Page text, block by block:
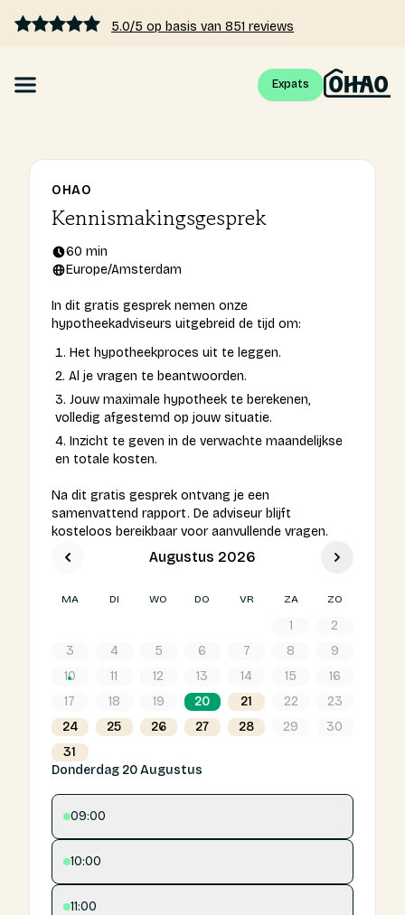
5.0/5 op basis van 851 reviews
Expats
Hypotheekrente vergelijken
Over ons
Login
Expats
OHAO
Kennismakingsgesprek
60 min
Europe/Amsterdam
In dit gratis gesprek nemen onze
hypotheekadviseurs uitgebreid de tijd om:
Het hypotheekproces uit te leggen.
Al je vragen te beantwoorden.
Jouw maximale hypotheek te berekenen,
volledig afgestemd op jouw situatie.
Inzicht te geven in de verwachte maandelijkse
en totale kosten.
Na dit gratis gesprek ontvang je een
samenvattend rapport. De adviseur blijft
kosteloos bereikbaar voor aanvullende vragen.
Augustus 2026
MA DI WO DO VR ZA ZO
1
2
3
4 5 6 7 8
9
10
11 12 13 14 15
16
17
18 19 20 21 22
23
24
25 26 27 28 29
30
31
Donderdag 20 Augustus
09:00
10:00
11:00